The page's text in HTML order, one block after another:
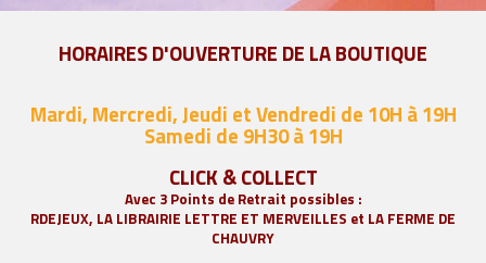
HORAIRES D'OUVERTURE DE LA BOUTIQUE
Mardi, Mercredi, Jeudi et Vendredi de 10H à 19H
Samedi de 9H30 à 19H
CLICK & COLLECT
Avec 3 Points de Retrait possibles :
RDEJEUX, LA LIBRAIRIE LETTRE ET MERVEILLES et LA FERME DE
CHAUVRY